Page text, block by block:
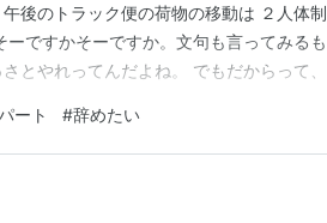
後のトラック便の荷物の移動は ２人体
ーですかそーですか。文句も言ってみる
とやれってんだよね。 でもだからって
ラベル貼りとラップ巻きだけは暑い３階
楽…
ート #辞めたい